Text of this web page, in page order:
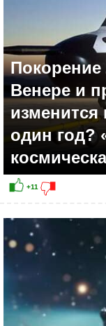
Венере и
изменится
один год?